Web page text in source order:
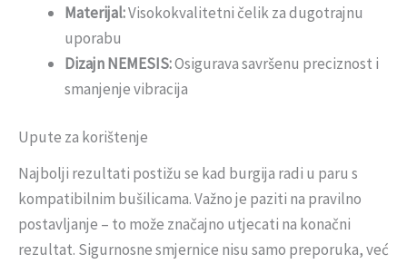
Materijal:Visokokvalitetni čelik za dugotrajnu
uporabu
Dizajn NEMESIS:Osigurava savršenu preciznost i
smanjenje vibracija
Upute za korištenje
Najbolji rezultati postižu se kad burgija radi u paru s
kompatibilnim bušilicama. Važno je paziti na pravilno
postavljanje – to može značajno utjecati na konačni
rezultat. Sigurnosne smjernice nisu samo preporuka, već